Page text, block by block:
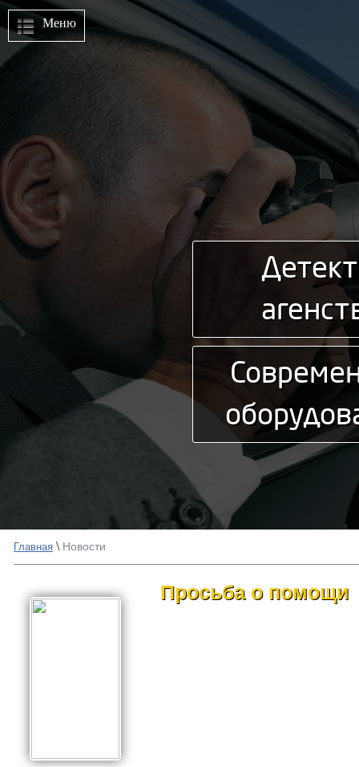
Меню
Главная \ Новости
Просьба о помощи